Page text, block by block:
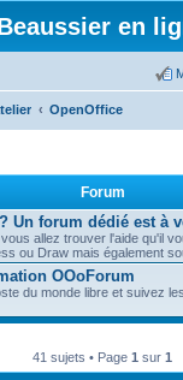
en
OpenOffice
Forum
Un forum dédié est à
allez trouver l'aide qu'il
ou Draw mais également
OOoForum
du monde libre et suivez
41 sujets • Page 1 sur 1